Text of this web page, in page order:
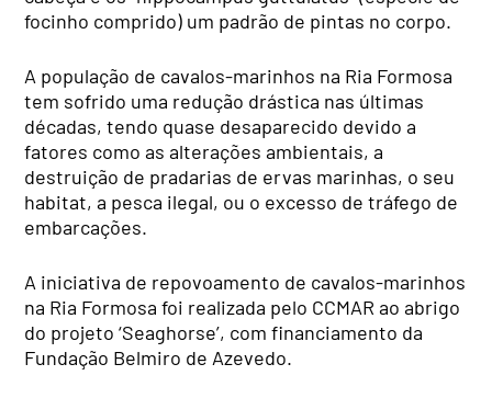
focinho comprido) um padrão de pintas no corpo.
A população de cavalos-marinhos na Ria Formosa
tem sofrido uma redução drástica nas últimas
décadas, tendo quase desaparecido devido a
fatores como as alterações ambientais, a
destruição de pradarias de ervas marinhas, o seu
habitat, a pesca ilegal, ou o excesso de tráfego de
embarcações.
A iniciativa de repovoamento de cavalos-marinhos
na Ria Formosa foi realizada pelo CCMAR ao abrigo
do projeto ‘Seaghorse’, com financiamento da
Fundação Belmiro de Azevedo.